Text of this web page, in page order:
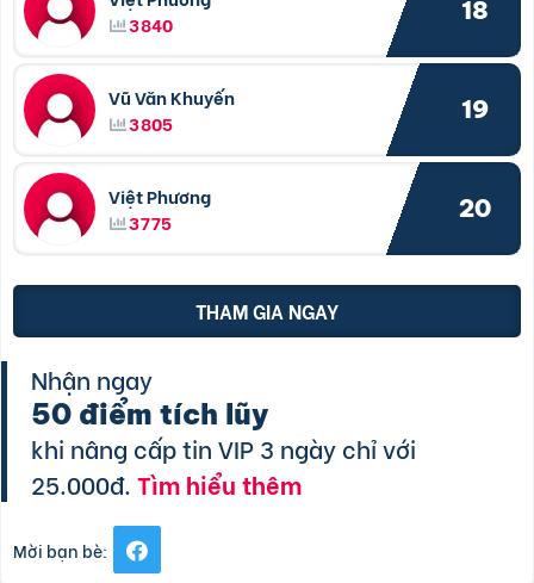
3840
18
Vũ Văn Khuyến
3805
19
Việt Phương
3775
20
THAM GIA NGAY
Nhận ngay
50 điểm tích lũy
khi nâng cấp tin VIP 3 ngày chỉ với
25.000đ.Tìm hiểu thêm
Mời bạn bè: